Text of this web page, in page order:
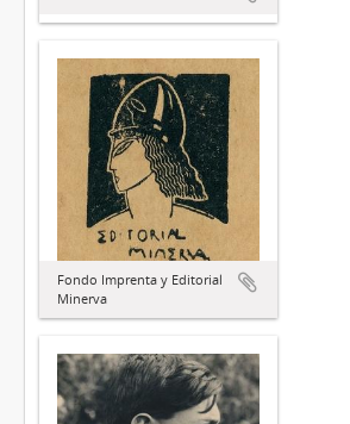
Fondo Imprenta y Editorial
Minerva